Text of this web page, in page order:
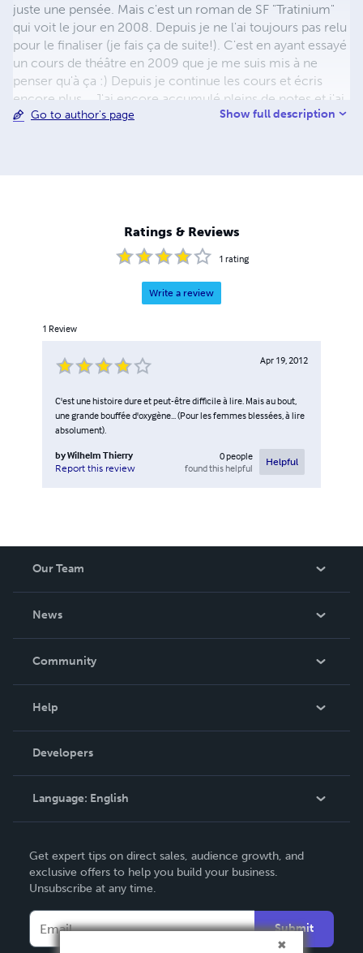
juste une pensée. Mais c'est un roman de SF "Tratinium"
qui voit le jour en 2008. Depuis je ne l'ai toujours pas relu
pour le finaliser (je fais ça de suite!). C'est en ayant essayé
un cours de théâtre en 2009 que je me suis mis à ne
penser qu'à ça :) Depuis je continue les cours et écris
encore plus... J'ai encore accumulé pleins de notes et j'ai
écrit en 2010 ma première pièce de théâtre "Des maux
en tête. Bonne lecture, Thierry
Go to author's page Show full description
Ratings & Reviews
1 rating
Write a review
1 Review
Apr 19, 2012
C'est une histoire dure et peut-être difficile à lire. Mais au bout,
une grande bouffée d'oxygène... (Pour les femmes blessées, à lire
absolument).
byWilhelm Thierry
Report this review
0people
found this helpful
Helpful
Our Team
News
In The News
Community
Podcast
Help
Order Lookup
Knowledge Base
Contact Support
Developers
Language: English
Deutsch
Français
Español
Get expert tips on direct sales, audience growth, and
exclusive offers to help you build your business.
Unsubscribe at any time.
Submit